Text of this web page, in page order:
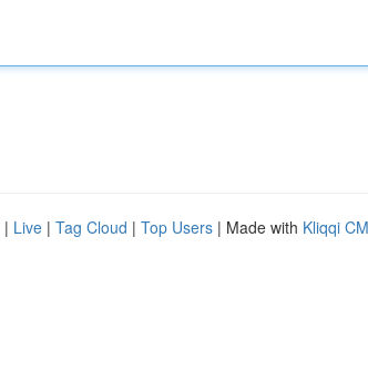
| Live | Tag Cloud | Top Users | Made with Kliqqi